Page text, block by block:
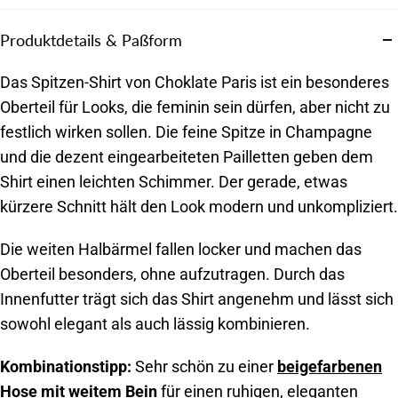
Produktdetails & Paßform
Das Spitzen-Shirt von Choklate Paris ist ein besonderes
Oberteil für Looks, die feminin sein dürfen, aber nicht zu
festlich wirken sollen. Die feine Spitze in Champagne
und die dezent eingearbeiteten Pailletten geben dem
Shirt einen leichten Schimmer. Der gerade, etwas
kürzere Schnitt hält den Look modern und unkompliziert.
Die weiten Halbärmel fallen locker und machen das
Oberteil besonders, ohne aufzutragen. Durch das
Innenfutter trägt sich das Shirt angenehm und lässt sich
sowohl elegant als auch lässig kombinieren.
Kombinationstipp: Sehr schön zu einer beigefarbenen
Hose mit weitem Bein für einen ruhigen, eleganten